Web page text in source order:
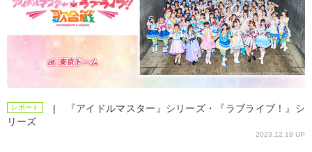
レポート
| 『アイドルマスター』シリーズ・『ラブライブ！』シ
リーズ
2023.12.19 UP